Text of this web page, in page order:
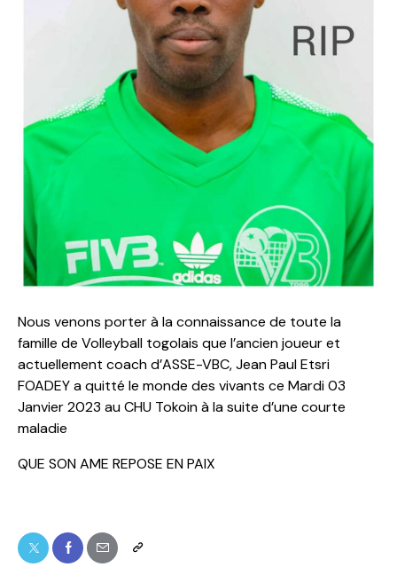
Nous venons porter à la connaissance de toute la
famille de Volleyball togolais que l’ancien joueur et
actuellement coach d’ASSE-VBC, Jean Paul Etsri
FOADEY a quitté le monde des vivants ce Mardi 03
Janvier 2023 au CHU Tokoin à la suite d’une courte
maladie
QUE SON AME REPOSE EN PAIX